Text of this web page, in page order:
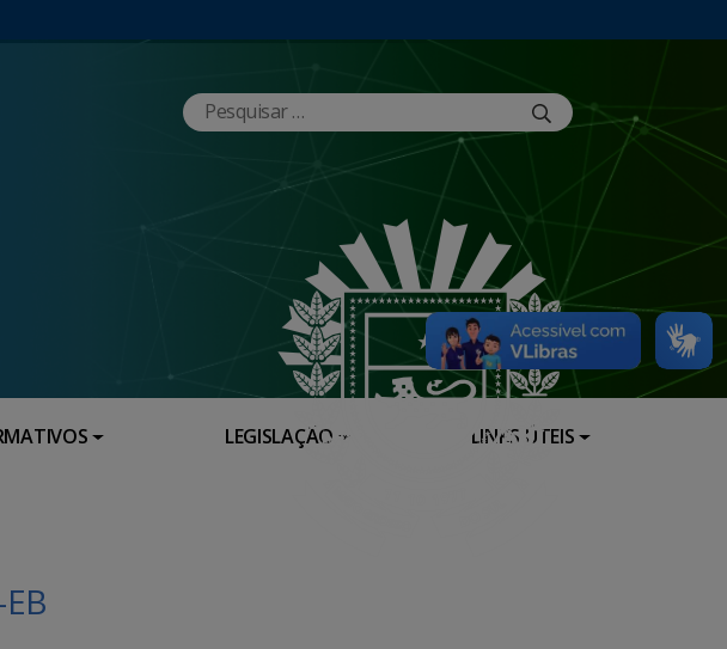
LEGISLAÇÃO LINKS ÚTEIS